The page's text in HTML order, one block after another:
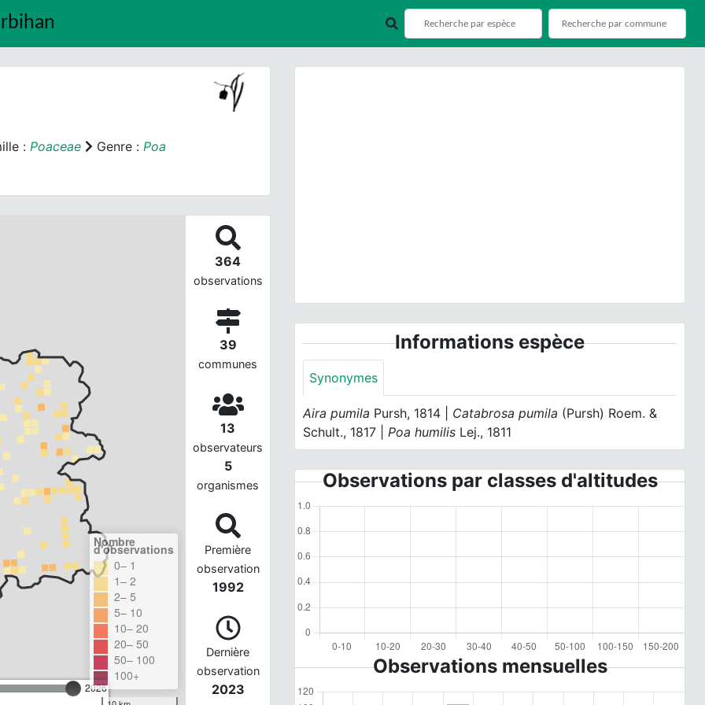
: Poaceae Genre : Poa
2026
Nombre
d'observations
0– 1
1– 2
2– 5
5– 10
10– 20
20– 50
50– 100
100+
364
observations
39
communes
13
observateurs
5
organismes
Première
observation
1992
Dernière
observation
2023
Informations espèce
Synonymes
Aira pumila Pursh, 1814 | Catabrosa pumila (Pursh) Roem. &
Schult., 1817 |Poa humilis Lej., 1811
Observations par classes d'altitudes
Observations mensuelles